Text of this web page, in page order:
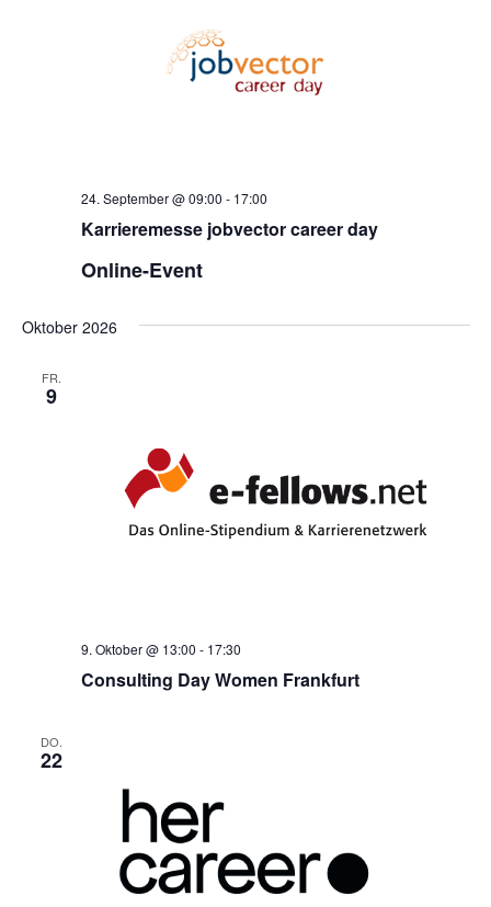
Karrieremesse jobvector career day
24. September @ 09:00 - 17:00
Online-Event
Oktober 2026
FR.
9
Consulting Day Women Frankfurt
9. Oktober @ 13:00 - 17:30
DO.
22